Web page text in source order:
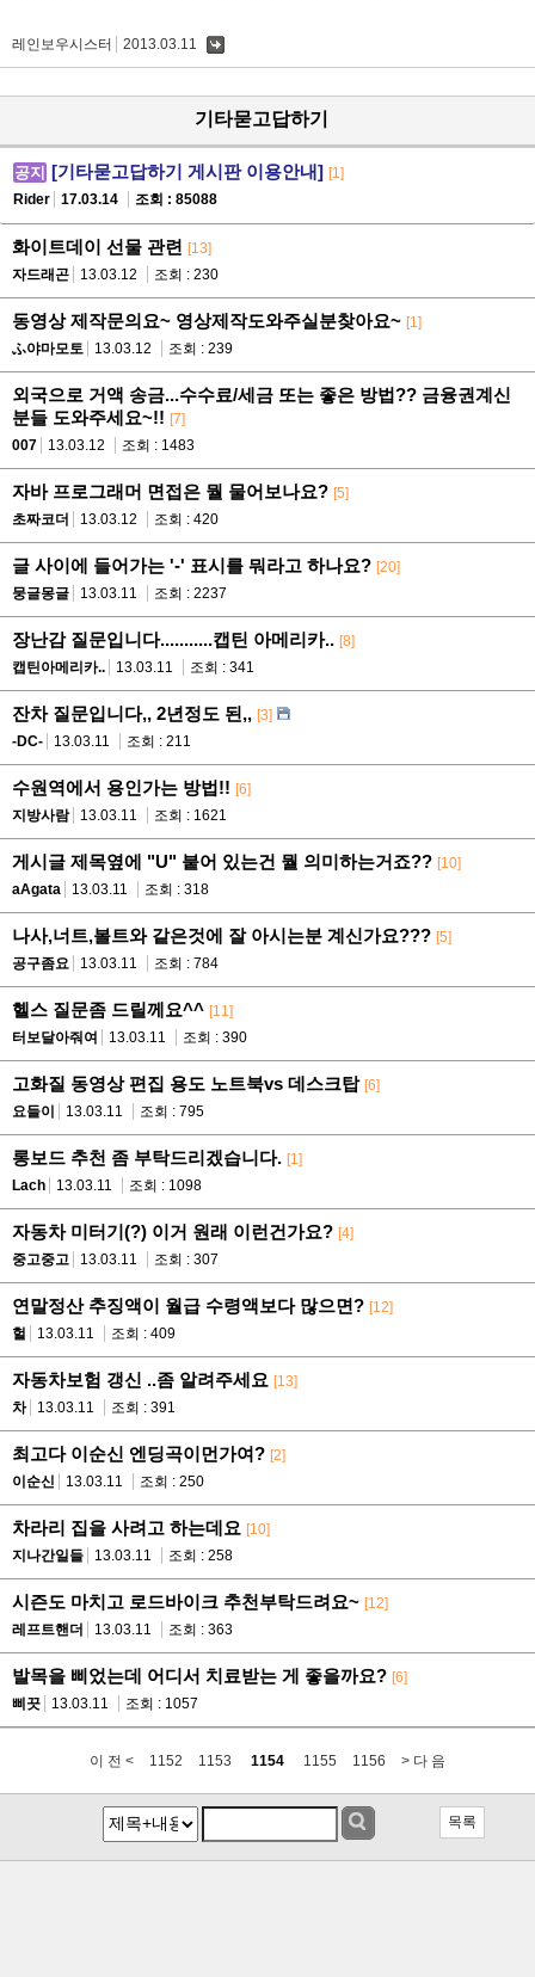
레인보우시스터 2013.03.11
기타묻고답하기
공지 [기타묻고답하기 게시판 이용안내] [1]
Rider
17.03.14 조회 : 85088
화이트데이 선물 관련 [13]
자드래곤
13.03.12 조회 : 230
동영상 제작문의요~ 영상제작도와주실분찾아요~ [1]
ふ야마모토
13.03.12 조회 : 239
외국으로 거액 송금...수수료/세금 또는 좋은 방법?? 금융권계신
분들 도와주세요~!! [7]
007
13.03.12 조회 : 1483
자바 프로그래머 면접은 뭘 물어보나요? [5]
초짜코더
13.03.12 조회 : 420
글 사이에 들어가는 '-' 표시를 뭐라고 하나요? [20]
뭉글몽글
13.03.11 조회 : 2237
장난감 질문입니다...........캡틴 아메리카.. [8]
캡틴아메리카..
13.03.11 조회 : 341
잔차 질문입니다,, 2년정도 된,, [3]
-DC-
13.03.11 조회 : 211
수원역에서 용인가는 방법!! [6]
지방사람
13.03.11 조회 : 1621
게시글 제목옆에 "U" 붙어 있는건 뭘 의미하는거죠?? [10]
aAgata
13.03.11 조회 : 318
나사,너트,볼트와 같은것에 잘 아시는분 계신가요??? [5]
공구좀요
13.03.11 조회 : 784
헬스 질문좀 드릴께요^^ [11]
터보달아줘여
13.03.11 조회 : 390
고화질 동영상 편집 용도 노트북vs 데스크탑 [6]
요들이
13.03.11 조회 : 795
롱보드 추천 좀 부탁드리겠습니다. [1]
Lach
13.03.11 조회 : 1098
자동차 미터기(?) 이거 원래 이런건가요? [4]
중고중고
13.03.11 조회 : 307
연말정산 추징액이 월급 수령액보다 많으면? [12]
헐
13.03.11 조회 : 409
자동차보험 갱신 ..좀 알려주세요 [13]
차
13.03.11 조회 : 391
최고다 이순신 엔딩곡이먼가여? [2]
이순신
13.03.11 조회 : 250
차라리 집을 사려고 하는데요 [10]
지나간일들
13.03.11 조회 : 258
시즌도 마치고 로드바이크 추천부탁드려요~ [12]
레프트핸더
13.03.11 조회 : 363
발목을 삐었는데 어디서 치료받는 게 좋을까요? [6]
삐끗
13.03.11 조회 : 1057
이 전 < 1152 1153 1154 1155 1156 > 다 음
목록